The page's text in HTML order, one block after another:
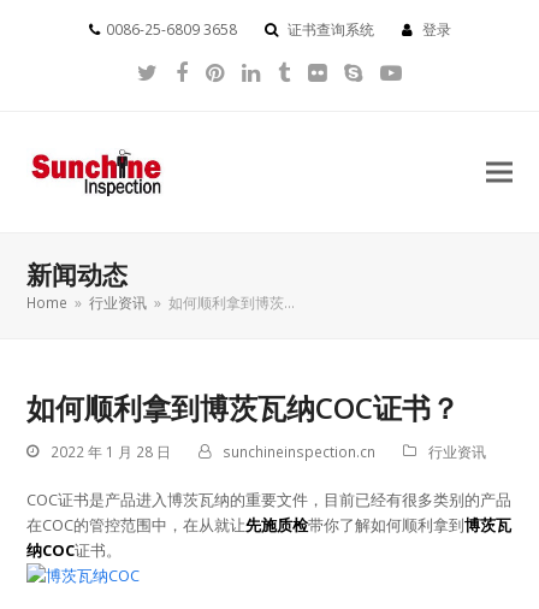
0086-25-6809 3658 证书查询系统 登录
Twitter
Facebook
Pinterest
LinkedIn
Tumblr
FlickrSkypeYouTube
新闻动态
Home » 行业资讯 » 如何顺利拿到博茨…
如何顺利拿到博茨瓦纳COC证书？
2022 年 1 月 28 日 sunchineinspection.cn 行业资讯
COC证书是产品进入博茨瓦纳的重要文件，目前已经有很多类别的产品
在COC的管控范围中，在从就让先施质检带你了解如何顺利拿到博茨瓦
纳COC证书。